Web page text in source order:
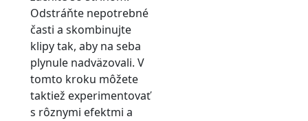
Odstráňte nepotrebné
časti a skombinujte
klipy tak, aby na seba
plynule nadväzovali. V
tomto kroku môžete
taktiež experimentovať
s rôznymi efektmi a